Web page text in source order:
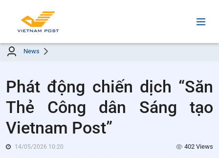
News
Phát động chiến dịch “Săn
Thẻ Công dân Sáng tạo
Vietnam Post”
14/05/2026 10:20 402 Views